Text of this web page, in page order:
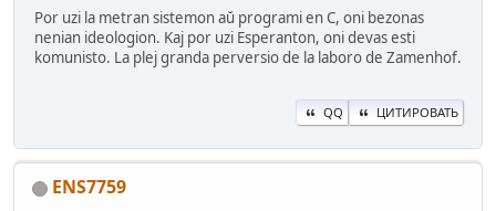
Por uzi la metran sistemon aŭ programi en C, oni bezonas
nenian ideologion. Kaj por uzi Esperanton, oni devas esti
komunisto. La plej granda perversio de la laboro de Zamenhof.
QQ ЦИТИРОВАТЬ
ENS7759